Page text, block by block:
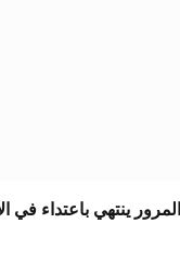
ينتهي باعتداء في